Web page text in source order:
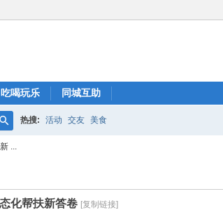
吃喝玩乐 同城互助
搜
热搜: 活动 交友 美食
...
化帮扶新答卷 [复制链接]